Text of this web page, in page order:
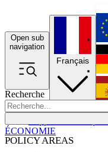
Open sub
navigation
Recherche
POLICY AREAS
Français
ÉCONOMIE